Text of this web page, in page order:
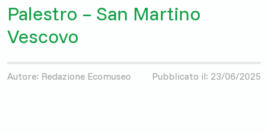
Palestro – San Martino
Vescovo
Autore: Redazione Ecomuseo Pubblicato il: 23/06/2025